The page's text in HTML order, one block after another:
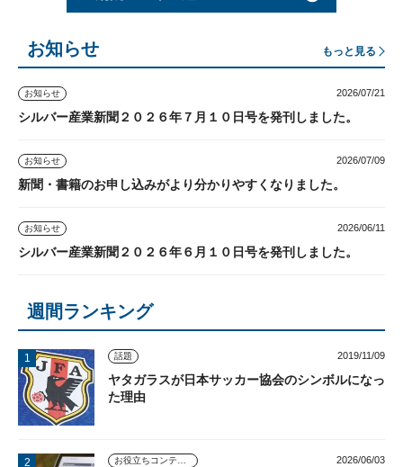
お知らせ もっと見る
お知らせ 2026/07/21
シルバー産業新聞２０２６年７月１０日号を発刊しました。
お知らせ 2026/07/09
新聞・書籍のお申し込みがより分かりやすくなりました。
お知らせ 2026/06/11
シルバー産業新聞２０２６年６月１０日号を発刊しました。
週間ランキング
話題 2019/11/09
ヤタガラスが日本サッカー協会のシンボルになっ
た理由
2026/06/03